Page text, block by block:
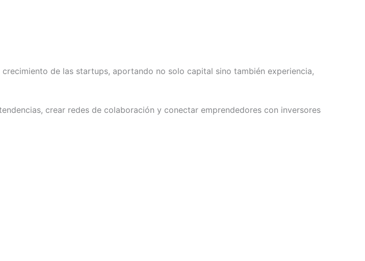
de las startups, aportando no solo capital sino también experiencia,
crear redes de colaboración y conectar emprendedores con inversores